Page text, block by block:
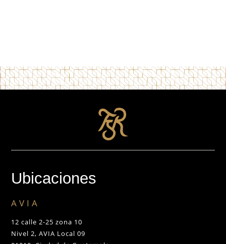
Ubicaciones
AVIA
12 calle 2-25 zona 10
Nivel 2, AVIA Local 09